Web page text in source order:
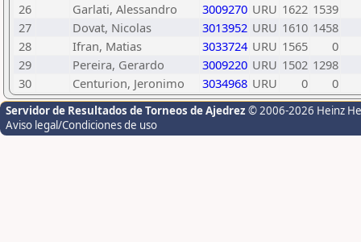
26
Garlati, Alessandro 3009270 URU 1622 1539
27
Dovat, Nicolas 3013952 URU 1610 1458
28
Ifran, Matias 3033724 URU 1565
0
29
Pereira, Gerardo 3009220 URU 1502 1298
30
Centurion, Jeronimo 3034968 URU 0 0
Servidor de Resultados de Torneos de Ajedrez © 2006-2026 Heinz
Aviso legal/Condiciones de uso